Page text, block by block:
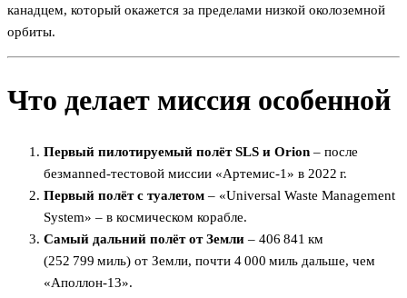
канадцем, который окажется за пределами низкой околоземной
орбиты.
Что делает миссия особенной
Первый пилотируемый полёт SLS и Orion – после
безмanned‑тестовой миссии «Артемис‑1» в 2022 г.
Первый полёт с туалетом – «Universal Waste Management
System» – в космическом корабле.
Самый дальний полёт от Земли – 406 841 км
(252 799 миль) от Земли, почти 4 000 миль дальше, чем
«Аполлон‑13».